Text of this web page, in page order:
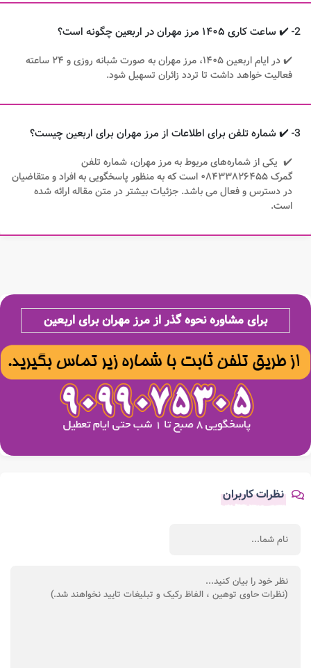
2- ✔️ ساعت کاری ۱۴۰۵ مرز مهران در اربعین چگونه است؟
✔️ در ایام اربعین ۱۴۰۵، مرز مهران به صورت شبانه روزی و ۲۴ ساعته
فعالیت خواهد داشت تا تردد زائران تسهیل شود.
3- ✔️ شماره تلفن برای اطلاعات از مرز مهران برای اربعین چیست؟
✔️ یکی از شماره‌های مربوط به مرز مهران، شماره تلفن
گمرک ۰۸۴۳۳۸۲۶۴۵۵ است که به منظور پاسخگویی به افراد و متقاضیان
در دسترس و فعال می‌ باشد. جزئیات بیشتر در متن مقاله ارائه شده
است.
برای مشاوره نحوه گذر از مرز مهران برای اربعین
نظرات کاربران